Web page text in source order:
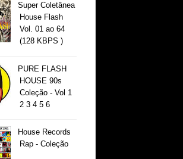
Super Coletânea
House Flash
Vol. 01 ao 64
(128 KBPS )
PURE FLASH
HOUSE 90s
Coleção - Vol 1
2 3 4 5 6
House Records
Rap - Coleção